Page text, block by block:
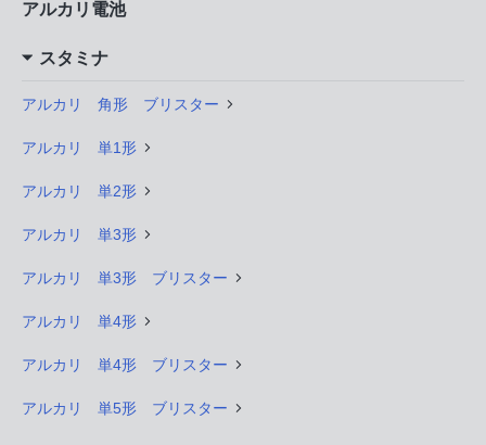
アルカリ電池
スタミナ
アルカリ 角形 ブリスター
アルカリ 単1形
アルカリ 単2形
アルカリ 単3形
アルカリ 単3形 ブリスター
アルカリ 単4形
アルカリ 単4形 ブリスター
アルカリ 単5形 ブリスター